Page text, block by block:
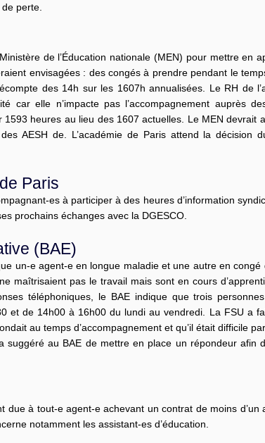
perte.
de l’Éducation nationale (MEN) pour mettre en
envisagées : des congés à prendre pendant le
des 14h sur les 1607h annualisées. Le RH de
car elle n’impacte pas l’accompagnement auprès
heures au lieu des 1607 actuelles. Le MEN devrait
AESH de. L’académie de Paris attend la décision
Paris
es à participer à des heures d’information
prochains échanges avec la DGESCO.
(BAE)
un-e agent-e en longue maladie et une autre en congé
maîtrisaient pas le travail mais sont en cours
téléphoniques, le BAE indique que trois
et de 14h00 à 16h00 du lundi au vendredi. La FSU a
au temps d’accompagnement et qu’il était difficile
au BAE de mettre en place un répondeur afin
due à tout-e agent-e achevant un contrat de moins d’un
notamment les assistant-es d’éducation.